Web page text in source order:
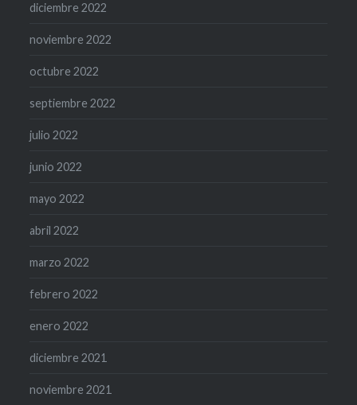
diciembre 2022
noviembre 2022
octubre 2022
septiembre 2022
julio 2022
junio 2022
mayo 2022
abril 2022
marzo 2022
febrero 2022
enero 2022
diciembre 2021
noviembre 2021